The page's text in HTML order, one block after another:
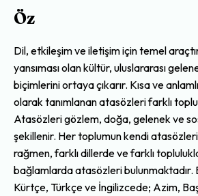
Öz
Dil, etkileşim ve iletişim için temel
yansıması olan kültür, uluslararası
biçimlerini ortaya çıkarır. Kısa ve
olarak tanımlanan atasözleri farklı
Atasözleri gözlem, doğa, gelenek ve
şekillenir. Her toplumun kendi
rağmen, farklı dillerde ve farklı
bağlamlarda atasözleri bulunmaktadır.
Kürtçe, Türkçe ve İngilizcede; Azim,